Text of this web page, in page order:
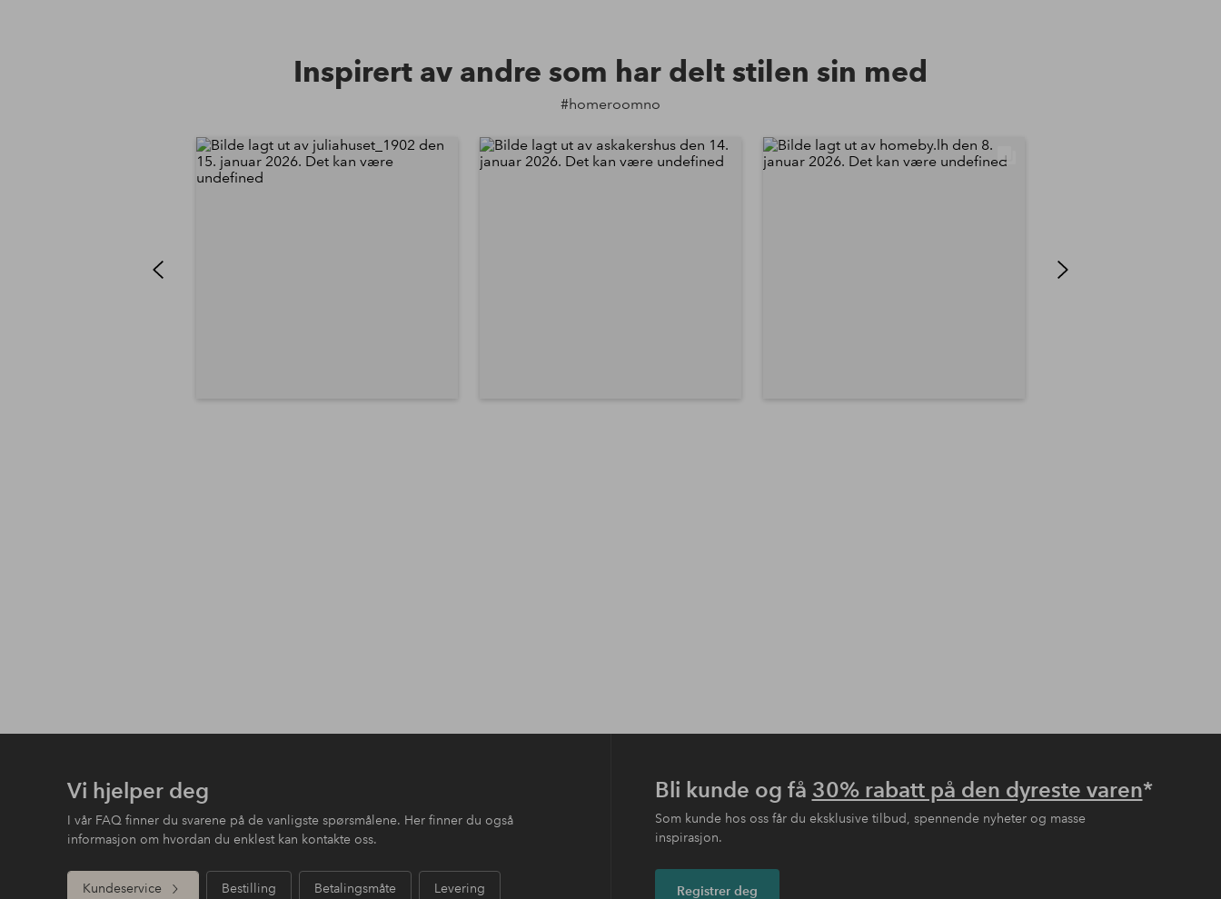
Inspirert av andre som har delt stilen sin med
#homeroomno
Vi hjelper deg
I vår FAQ finner du svarene på de vanligste spørsmålene. Her finner du også
informasjon om hvordan du enklest kan kontakte oss.
Kundeservice Bestilling Betalingsmåte Levering
Bli kunde og få 30% rabatt på den dyreste varen*
Som kunde hos oss får du eksklusive tilbud, spennende nyheter og masse
inspirasjon.
Registrer deg